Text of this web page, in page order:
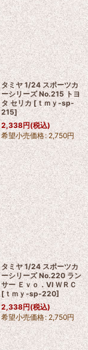
タミヤ 1/24 スポーツカ
ーシリーズ No.215 トヨ
タ セリカ [ｔｍｙ-sp-
215]
2,338円(税込)
希望小売価格: 2,750円
タミヤ 1/24 スポーツカ
ーシリーズ No.220 ラン
サー Ｅｖｏ．VI ＷＲＣ
[ｔｍｙ-sp-220]
2,338円(税込)
希望小売価格: 2,750円